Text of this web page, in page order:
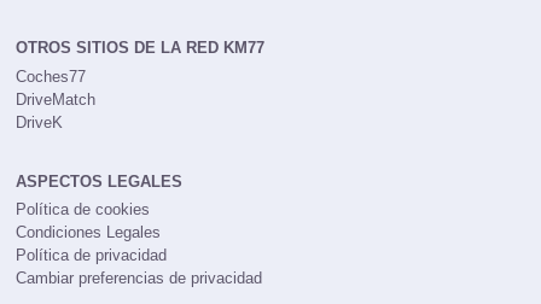
OTROS SITIOS DE LA RED KM77
Coches77
DriveMatch
DriveK
ASPECTOS LEGALES
Política de cookies
Condiciones Legales
Política de privacidad
Cambiar preferencias de privacidad